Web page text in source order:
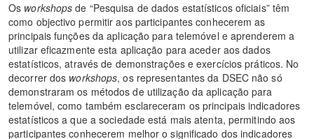
Os workshops de “Pesquisa de dados estatísticos oficiais” têm
como objectivo permitir aos participantes conhecerem as
principais funções da aplicação para telemóvel e aprenderem a
utilizar eficazmente esta aplicação para aceder aos dados
estatísticos, através de demonstrações e exercícios práticos. No
decorrer dos workshops, os representantes da DSEC não só
demonstraram os métodos de utilização da aplicação para
telemóvel, como também esclareceram os principais indicadores
estatísticos a que a sociedade está mais atenta, permitindo aos
participantes conhecerem melhor o significado dos indicadores